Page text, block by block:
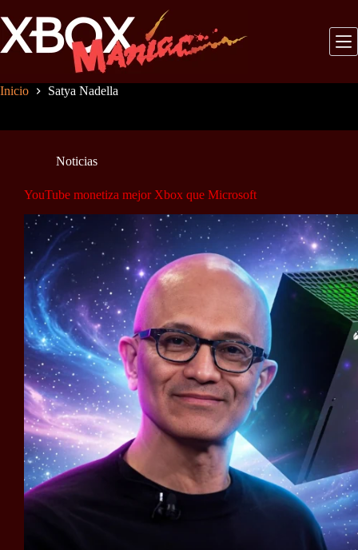
al
contenido
Inicio Satya Nadella
Noticias
YouTube monetiza mejor Xbox que Microsoft